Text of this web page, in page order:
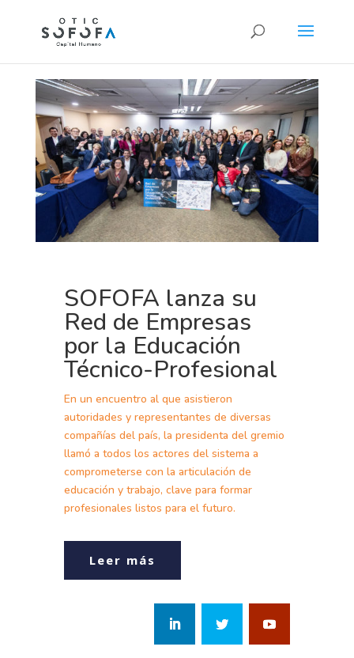
SOFOFA lanza su
Red de Empresas
por la Educación
Técnico-Profesional
En un encuentro al que asistieron
autoridades y representantes de diversas
compañías del país, la presidenta del gremio
llamó a todos los actores del sistema a
comprometerse con la articulación de
educación y trabajo, clave para formar
profesionales listos para el futuro.
Leer más